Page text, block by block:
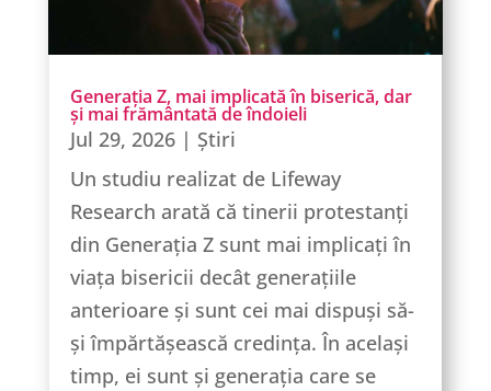
Generația Z, mai implicată în biserică, dar
și mai frământată de îndoieli
Jul 29, 2026| Știri
Un studiu realizat de Lifeway
Research arată că tinerii protestanți
din Generația Z sunt mai implicați în
viața bisericii decât generațiile
anterioare și sunt cei mai dispuși să-
și împărtășească credința. În același
timp, ei sunt și generația care se